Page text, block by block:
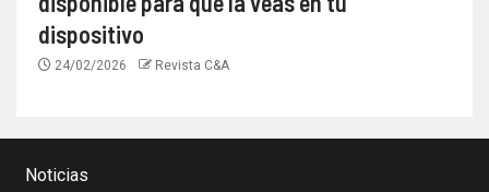
dispositivo
24/02/2026 Revista C&A
Noticias